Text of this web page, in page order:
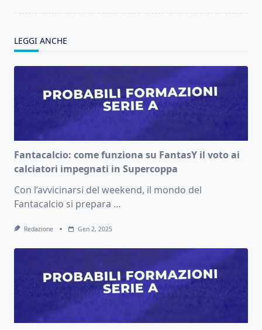
LEGGI ANCHE
Fantacalcio: come funziona su FantasY il voto ai
calciatori impegnati in Supercoppa
Con l’avvicinarsi del weekend, il mondo del
Fantacalcio si prepara ...
Redazione Gen 2, 2025